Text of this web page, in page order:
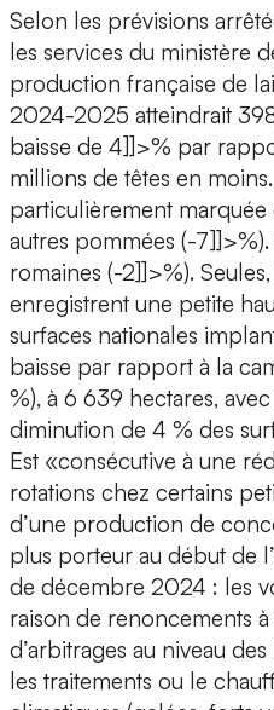
Selon les prévisions
les services du ministère
production française de
2024-2025 atteindrait
baisse de 4]]>% par
millions de têtes en
particulièrement
autres pommées (-7]]>%).
romaines (-2]]>%).
enregistrent une petite
surfaces nationales
baisse par rapport à la
%), à 6 639 hectares,
diminution de 4 % des
Est «consécutive à une
rotations chez certains
d’une production de
plus porteur au début de
de décembre 2024 : les
raison de renoncements
d’arbitrages au niveau
les traitements ou le